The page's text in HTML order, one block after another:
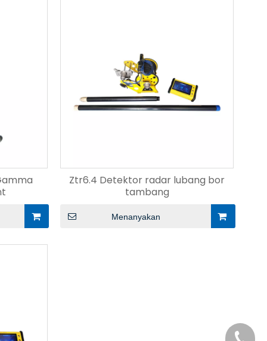
Ztr6.4 Detektor radar lubang bor
tambang
Menanyakan
+86-